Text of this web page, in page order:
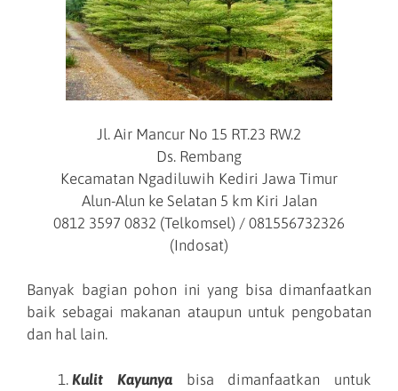
Jl. Air Mancur No 15 RT.23 RW.2
Ds. Rembang
Kecamatan Ngadiluwih Kediri Jawa Timur
Alun-Alun ke Selatan 5 km Kiri Jalan
0812 3597 0832 (Telkomsel) / 081556732326
(Indosat)
Banyak bagian pohon ini yang bisa dimanfaatkan
baik sebagai makanan ataupun untuk pengobatan
dan hal lain.
Kulit Kayunyabisa dimanfaatkan untuk